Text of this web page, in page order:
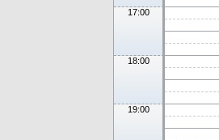
17:00
18:00
19:00